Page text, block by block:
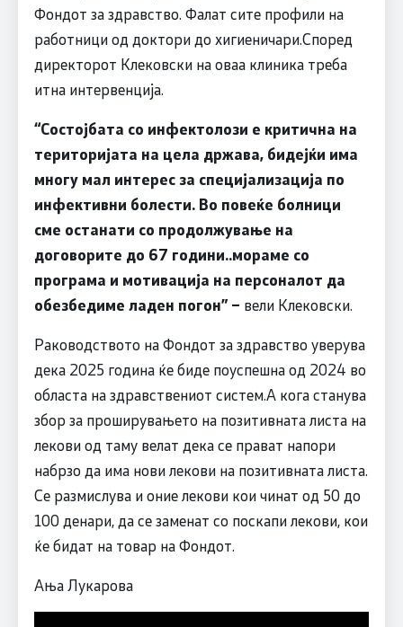
Фондот за здравство. Фалат сите профили на
работници од доктори до хигиеничари.Според
директорот Клековски на оваа клиника треба
итна интервенција.
“Состојбата со инфектолози е критична на
територијата на цела држава, бидејќи има
многу мал интерес за специјализација по
инфективни болести. Во повеќе болници
сме останати со продолжување на
договорите до 67 години..мораме со
програма и мотивација на персоналот да
обезбедиме ладен погон” – вели Клековски.
Раководството на Фондот за здравство уверува
дека 2025 година ќе биде поуспешна од 2024 во
областа на здравствениот систем.А кога станува
збор за проширувањето на позитивната листа на
лекови од таму велат дека се прават напори
набрзо да има нови лекови на позитивната листа.
Се размислува и оние лекови кои чинат од 50 до
100 денари, да се заменат со поскапи лекови, кои
ќе бидат на товар на Фондот.
Ања Лукарова